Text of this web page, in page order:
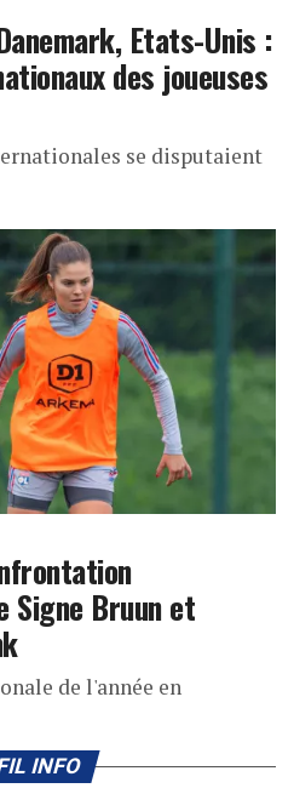
Etats-Unis :
des joueuses
se disputaient
Signe Bruun et
de l'année en
INFO